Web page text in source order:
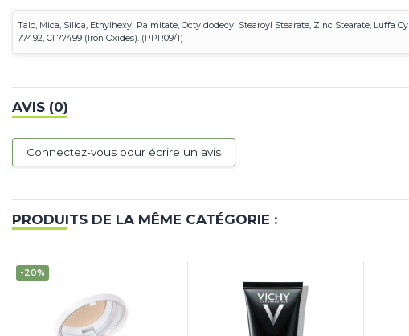
Talc, Mica, Silica, Ethylhexyl Palmitate, Octyldodecyl Stearoyl Stearate, Zinc Stearate, Luffa
77492, CI 77499 (Iron Oxides). (PPR09/1)
AVIS (0)
Connectez-vous pour écrire un avis
PRODUITS DE LA MÊME CATÉGORIE :
-20%